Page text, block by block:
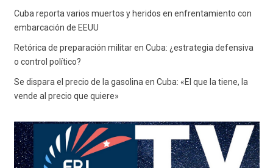
Cuba reporta varios muertos y heridos en enfrentamiento con
embarcación de EEUU
Retórica de preparación militar en Cuba: ¿estrategia defensiva
o control político?
Se dispara el precio de la gasolina en Cuba: «El que la tiene, la
vende al precio que quiere»